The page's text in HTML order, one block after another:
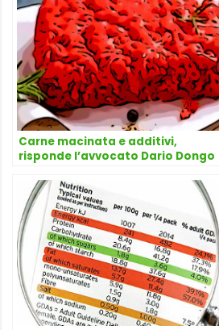
Carne macinata e additivi,
risponde l’avvocato Dario Dongo